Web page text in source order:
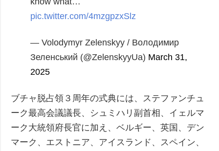
pic.twitter.com/4mzgpzxSlz
— Volodymyr Zelenskyy / Володимир
Зеленський (@ZelenskyyUa) March 31,
2025
ブチャ脱占領３周年の式典には、ステファンチュ
ーク最高会議議長、シュミハリ副首相、イェルマ
ーク大統領府長官に加え、ベルギー、英国、デン
マーク、エストニア、アイスランド、スペイン、